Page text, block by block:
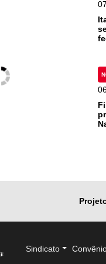
Sindicato